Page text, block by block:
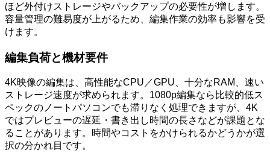
ほど外付けストレージやバックアップの必要性が増します。
容量管理の難易度が上がるため、編集作業の効率も影響を受
けます。
編集負荷と機材要件
4K映像の編集は、高性能なCPU／GPU、十分なRAM、速い
ストレージ速度が求められます。1080p編集なら比較的低ス
ペックのノートパソコンでも滞りなく処理できますが、4K
ではプレビューの遅延・書き出し時間の長さなどが課題とな
ることがあります。時間やコストをかけられるかどうかが選
択の分かれ目です。